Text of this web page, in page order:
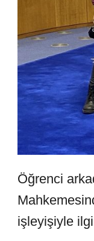
Öğrenci
işleyişiyle